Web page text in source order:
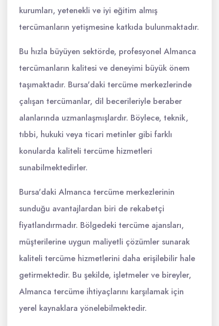
kurumları, yetenekli ve iyi eğitim almış
tercümanların yetişmesine katkıda bulunmaktadır.
Bu hızla büyüyen sektörde, profesyonel Almanca
tercümanların kalitesi ve deneyimi büyük önem
taşımaktadır. Bursa'daki tercüme merkezlerinde
çalışan tercümanlar, dil becerileriyle beraber
alanlarında uzmanlaşmışlardır. Böylece, teknik,
tıbbi, hukuki veya ticari metinler gibi farklı
konularda kaliteli tercüme hizmetleri
sunabilmektedirler.
Bursa'daki Almanca tercüme merkezlerinin
sunduğu avantajlardan biri de rekabetçi
fiyatlandırmadır. Bölgedeki tercüme ajansları,
müşterilerine uygun maliyetli çözümler sunarak
kaliteli tercüme hizmetlerini daha erişilebilir hale
getirmektedir. Bu şekilde, işletmeler ve bireyler,
Almanca tercüme ihtiyaçlarını karşılamak için
yerel kaynaklara yönelebilmektedir.